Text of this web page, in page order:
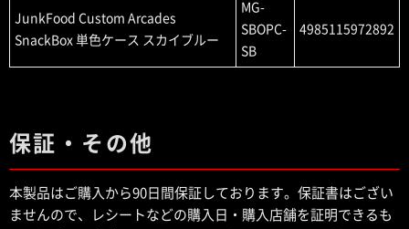
JunkFood Custom Arcades
SnackBox 単色ケース スカイブルー
MG-
SBOPC-
SB
4985115972892
保証・その他
本製品はご購入から90日間保証しております。保証書はござい
ませんので、レシートなどの購入日・購入店舗を証明できるも